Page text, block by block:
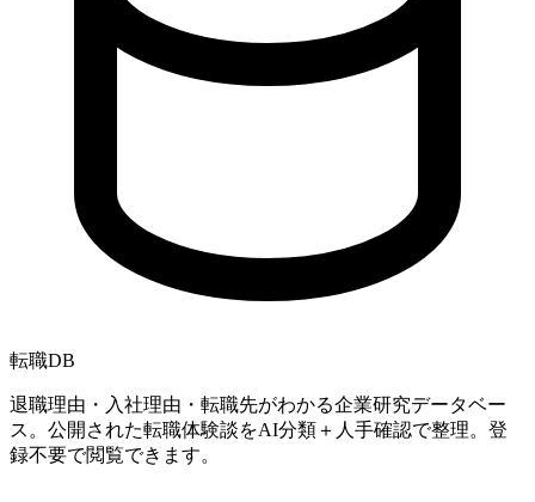
転職DB
退職理由・入社理由・転職先がわかる企業研究データベー
ス。公開された転職体験談をAI分類＋人手確認で整理。登
録不要で閲覧できます。